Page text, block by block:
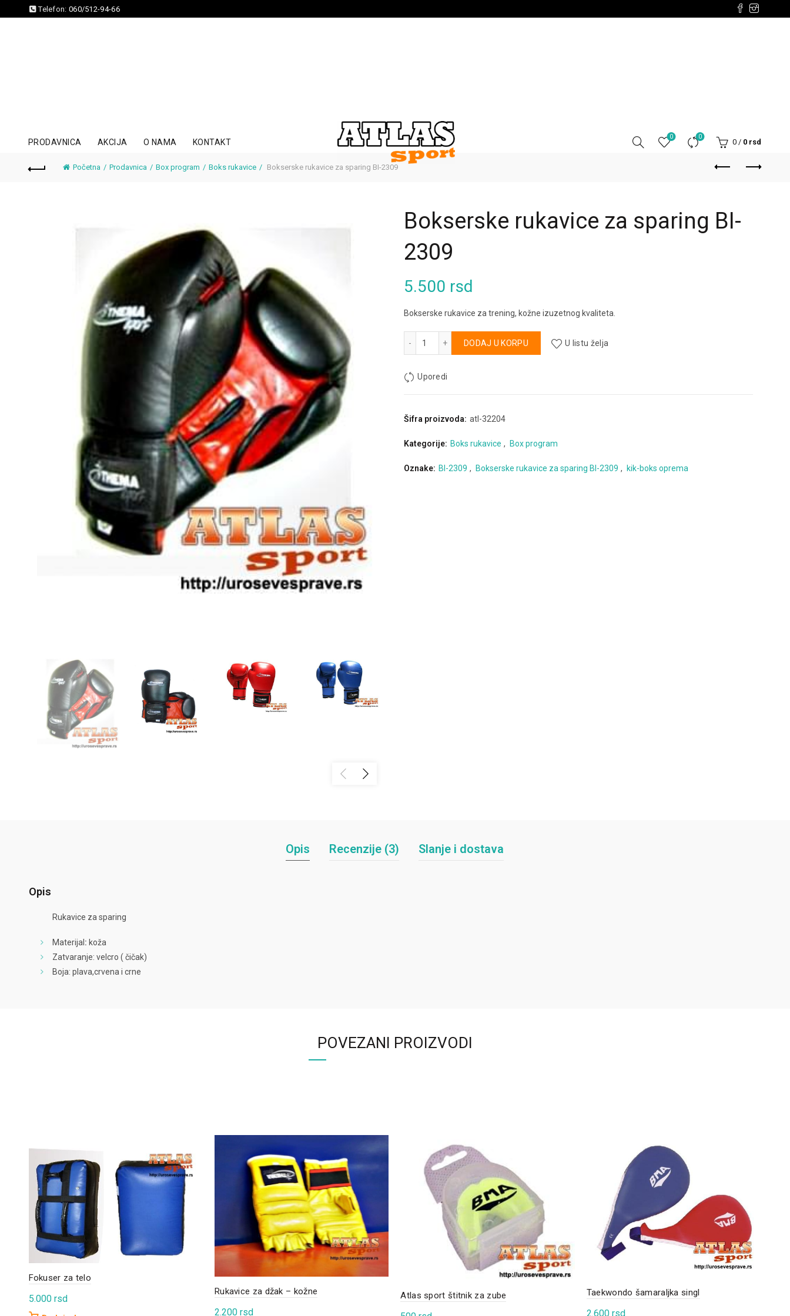
Telefon: 060/512-94-66
PRODAVNICA AKCIJA O NAMA KONTAKT
0 0
0 / 0 rsd
Početna Prodavnica Box program Boks rukavice Bokserske rukavice za sparing BI-2309
Bokserske rukavice za sparing BI-
2309
5.500 rsd
Bokserske rukavice za trening, kožne izuzetnog kvaliteta.
Bokserske rukavice za sparing BI-2309 količina
DODAJ U KORPU
Alternative:
U listu želja
Uporedi
Šifra proizvoda: atl-32204
Kategorije: Boks rukavice , Box program
Oznake: BI-2309 , Bokserske rukavice za sparing BI-2309 , kik-boks oprema
Opis Recenzije (3) Slanje i dostava
Opis
Rukavice za sparing
Materijal : koža
Zatvaranje: velcro ( čičak)
Boja: plava,crvena i crne
POVEZANI PROIZVODI
Fokuser za telo
5.000 rsd
Rukavice za džak – kožne
2.200 rsd
Atlas sport štitnik za zube Taekwondo šamaraljka singl
2.600 rsd